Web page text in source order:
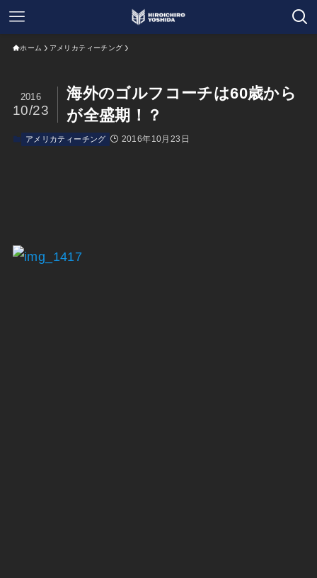
ホーム アメリカティーチング
海外のゴルフコーチは60歳から
が全盛期！？
2016
10/23
アメリカティーチング 2016年10月23日